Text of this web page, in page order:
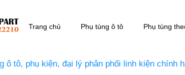
Trang chủ Phụ tùng ô tô Phụ tùng
ô tô, phụ kiện, đại lý phân phối linh kiện chính